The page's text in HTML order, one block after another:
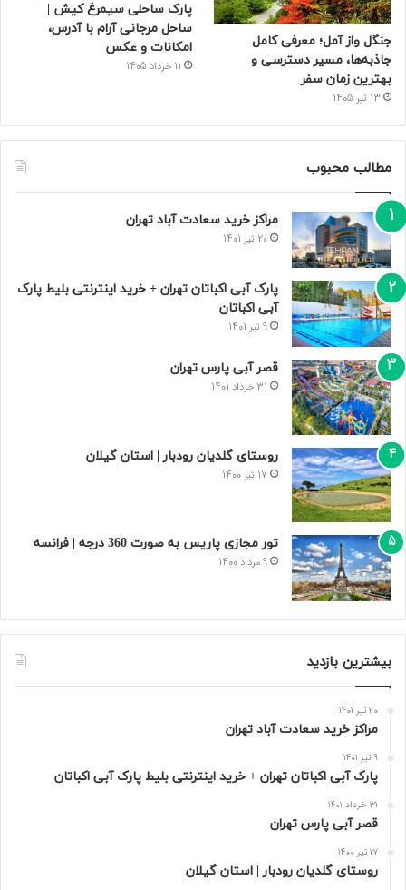
جنگل واز آمل؛ معرفی کامل
جاذبه‌ها، مسیر دسترسی و
بهترین زمان سفر
13 تیر 1405
پارک ساحلی سیمرغ کیش |
ساحل مرجانی آرام با آدرس،
امکانات و عکس
11 خرداد 1405
مطالب محبوب
مراکز خرید سعادت‌ آباد تهران
20 تیر 1401
پارک آبی اکباتان تهران + خرید اینترنتی بلیط پارک
آبی اکباتان
9 تیر 1401
قصر آبی پارس تهران
31 خرداد 1401
روستای گلدیان رودبار | استان گیلان
17 تیر 1400
تور مجازی پاریس به صورت 360 درجه | فرانسه
9 مرداد 1400
بیشترین بازدید
20 تیر 1401
مراکز خرید سعادت‌ آباد تهران
9 تیر 1401
پارک آبی اکباتان تهران + خرید اینترنتی بلیط پارک آبی اکباتان
31 خرداد 1401
قصر آبی پارس تهران
17 تیر 1400
روستای گلدیان رودبار | استان گیلان